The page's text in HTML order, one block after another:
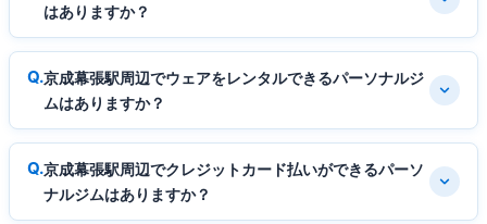
はありますか？
京成幕張駅周辺でウェアをレンタルできるパーソナルジ
ムはありますか？
京成幕張駅周辺でクレジットカード払いができるパーソ
ナルジムはありますか？